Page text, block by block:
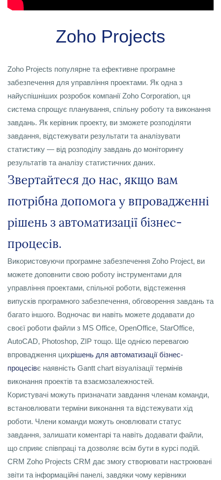
Zoho Projects
Zoho Projects популярне та ефективне програмне
забезпечення для управління проектами. Як одна з
найуспішніших розробок компанії Zoho Corporation, ця
система спрощує планування, спільну роботу та виконання
завдань. Як керівник проекту, ви зможете розподіляти
завдання, відстежувати результати та аналізувати
статистику — від розподілу завдань до моніторингу
результатів та аналізу статистичних даних.
Звертайтеся до нас, якщо вам
потрібна допомога у впровадженні
рішень з автоматизації бізнес-
процесів.
Використовуючи програмне забезпечення Zoho Project, ви
можете доповнити свою роботу інструментами для
управління проектами, спільної роботи, відстеження
випусків програмного забезпечення, обговорення завдань та
багато іншого. Водночас ви навіть можете додавати до
своєї роботи файли з MS Office, OpenOffice, StarOffice,
AutoCAD, Photoshop, ZIP тощо. Ще однією перевагою
впровадження цихрішень для автоматизації бізнес-
процесівє наявність Gantt chart візуалізації термінів
виконання проектів та взаємозалежностей.
Користувачі можуть призначати завдання членам команди,
встановлювати терміни виконання та відстежувати хід
роботи. Члени команди можуть оновлювати статус
завдання, залишати коментарі та навіть додавати файли,
що сприяє співпраці та дозволяє всім бути в курсі подій.
CRM Zoho Projects CRM дає змогу створювати настроювані
звіти та інформаційні панелі, завдяки чому керівники